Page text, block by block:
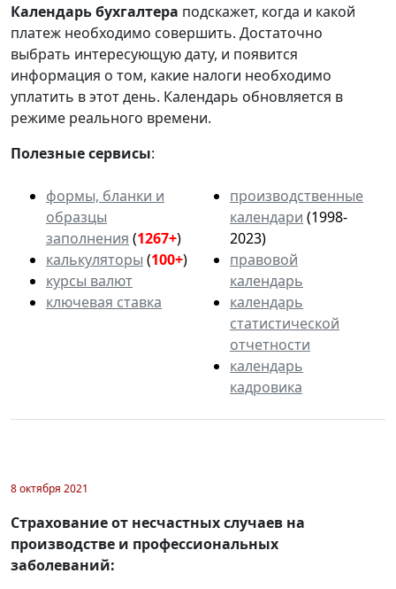
Календарьбухгалтера подскажет, когда и какой
платеж необходимо совершить. Достаточно
выбрать интересующую дату, и появится
информация о том, какие налоги необходимо
уплатить в этот день. Календарь обновляется в
режиме реального времени.
Полезные сервисы:
формы, бланки и
образцы
заполнения (1267+)
калькуляторы (100+)
курсы валют
ключевая ставка
производственные
календари (1998-
2023)
правовой
календарь
календарь
статистической
отчетности
календарь
кадровика
8 октября 2021
Страхование от несчастных случаев на
производстве и профессиональных
заболеваний: